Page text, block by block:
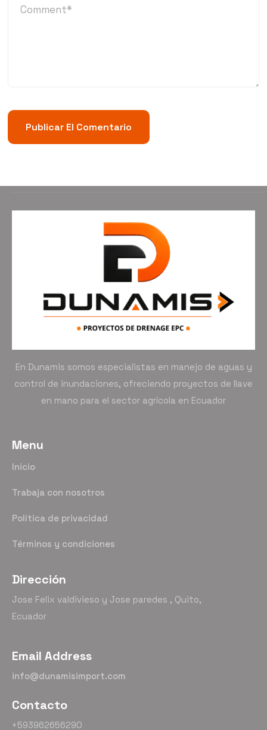
En Dunamis somos especialistas en manejo de aguas y
control de inundaciones, ofreciendo proyectos de llave
en mano para el sector agrícola en Ecuador
Menu
Inicio
Trabaja con nosotros
Política de privacidad
Términos y condiciones
Dirección
Jose Felix valdivieso y Jose paredes , Quito,
Ecuador
Email Address
info@dunamisimport.com
Contacto
+593962656290